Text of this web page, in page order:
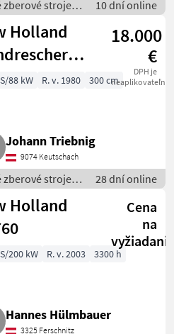
zberové stroje /
10 dní online
Holland
18.000
€
DPH je
neaplikovateľné
88 kW R. v. 1980 300 cm
Johann Triebnig
9074 Keutschach
zberové stroje /
28 dní online
Holland
Cena
na
200 kW R. v. 2003 3300 h
Hannes Hülmbauer
3325 Ferschnitz